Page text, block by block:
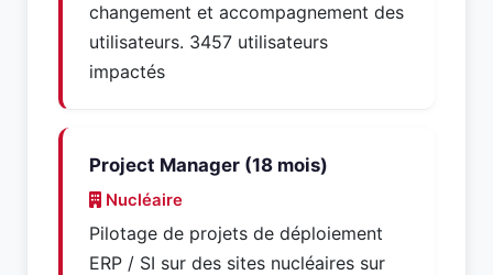
changement et accompagnement des
utilisateurs. 3457 utilisateurs
impactés
Project Manager (18 mois)
Nucléaire
Pilotage de projets de déploiement
ERP / SI sur des sites nucléaires sur